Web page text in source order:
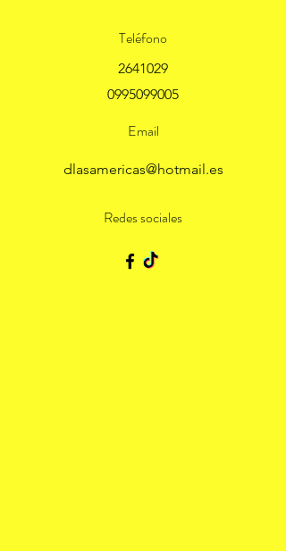
Teléfono
2641029
0995099005
Email
dlasamericas@hotmail.es
Redes sociales